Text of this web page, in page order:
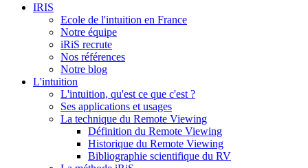
IRIS
Ecole de l'intuition en France
Notre équipe
iRiS recrute
Nos références
Notre blog
L'intuition
L'intuition, qu'est ce que c'est ?
Ses applications et usages
La technique du Remote Viewing
Définition du Remote Viewing
Historique du Remote Viewing
Bibliographie scientifique du RV